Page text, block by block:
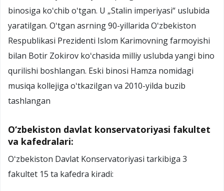
binosiga koʻchib oʻtgan. U „Stalin imperiyasi“ uslubida
yaratilgan. Oʻtgan asrning 90-yillarida Oʻzbekiston
Respublikasi Prezidenti Islom Karimovning farmoyishi
bilan Botir Zokirov koʻchasida milliy uslubda yangi bino
qurilishi boshlangan. Eski binosi Hamza nomidagi
musiqa kollejiga oʻtkazilgan va 2010-yilda buzib
tashlangan
O‘zbekiston davlat konservatoriyasi fakultet
va kafedralari:
Oʻzbekiston Davlat Konservatoriyasi tarkibiga 3
fakultet 15 ta kafedra kiradi: